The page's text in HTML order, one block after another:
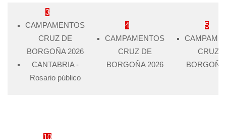
3
CAMPAMENTOS
CRUZ DE
BORGOÑA 2026
CANTABRIA -
Rosario público
4
CAMPAMENTOS
CRUZ DE
BORGOÑA 2026
5
CRUZ
10